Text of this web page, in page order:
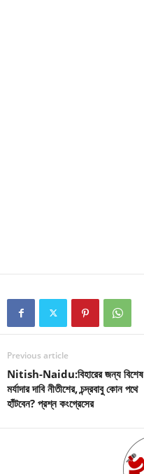
Previous article
Nitish-Naidu:বিহারের জন্য বিশেষ
মর্যাদার দাবি নীতীশের, চন্দ্রবাবু কোন পথে
হাঁটবেন? প্রশ্ন কংগ্রেসের